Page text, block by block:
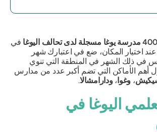
لدى تحالف اليوغا
في
عند اختيار المكان، ضع في اعتبارك شهر
ذلك الشهر في المنطقة التي تنوي
أهم الأماكن التي تضم أكبر عدد من مدارس
،وغوا،ودارامشالا.
اليوغا في